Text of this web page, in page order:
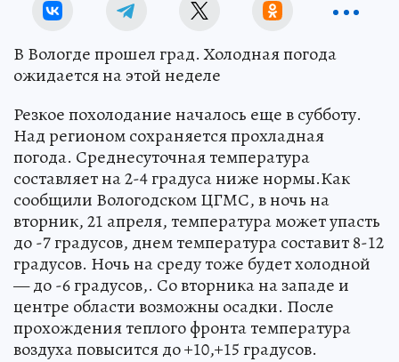
В Вологде прошел град. Холодная погода
ожидается на этой неделе
Резкое похолодание началось еще в субботу.
Над регионом сохраняется прохладная
погода. Среднесуточная температура
составляет на 2-4 градуса ниже нормы.Как
сообщили Вологодском ЦГМС, в ночь на
вторник, 21 апреля, температура может упасть
до -7 градусов, днем температура составит 8-12
градусов. Ночь на среду тоже будет холодной
— до -6 градусов,. Со вторника на западе и
центре области возможны осадки. После
прохождения теплого фронта температура
воздуха повысится до +10,+15 градусов.